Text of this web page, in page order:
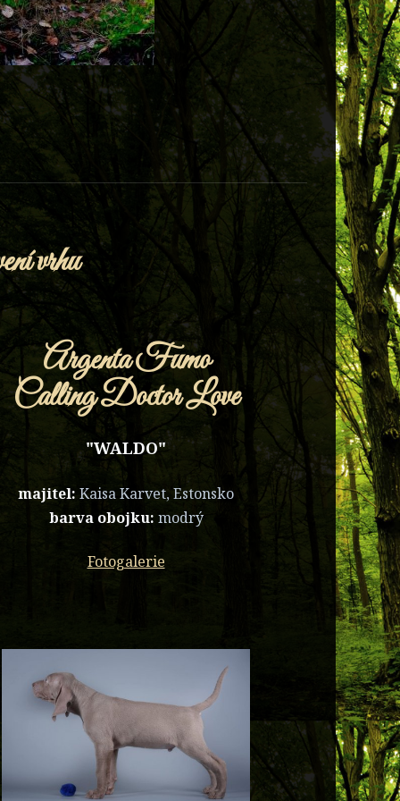
vrhu
Argenta Fumo
Calling Doctor Love
"WALDO"
majitel: Kaisa Karvet, Estonsko
barva obojku: modrý
Fotogalerie